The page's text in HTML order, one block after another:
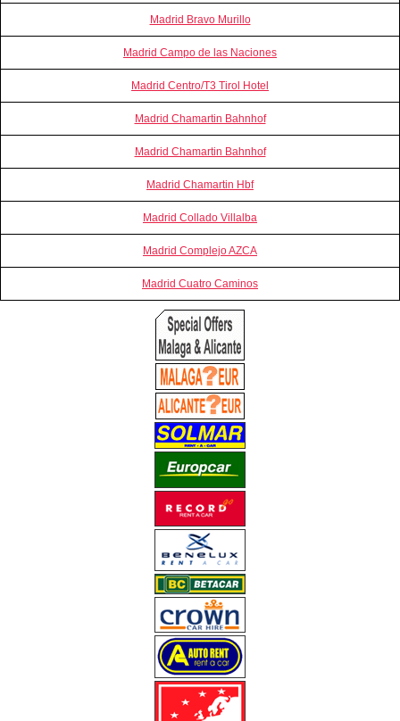
Madrid Bravo Murillo
Madrid Campo de las Naciones
Madrid Centro/T3 Tirol Hotel
Madrid Chamartin Bahnhof
Madrid Chamartin Bahnhof
Madrid Chamartin Hbf
Madrid Collado Villalba
Madrid Complejo AZCA
Madrid Cuatro Caminos